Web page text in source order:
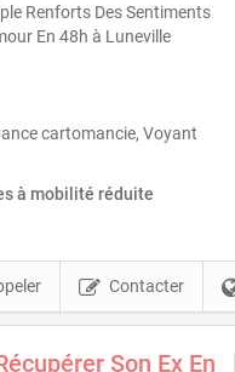
Renforts Des Sentiments
En 48h à Luneville
cartomancie, Voyant
à mobilité réduite
Contacter
Son Ex En